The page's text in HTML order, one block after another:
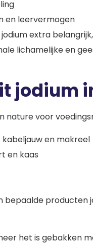
en leervermogen
extra
lichamelijke en
jodium
nature voor
kabeljauw en makreel
en kaas
bepaalde producten
het is gebakken